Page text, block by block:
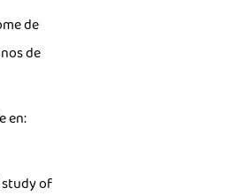
de
de
en:
study of